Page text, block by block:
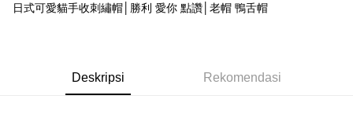
Easy Wallet
OP Pay Later
日式可愛貓手收刺繡帽│勝利 愛你 點讚│老帽 鴨舌帽
Deskripsi Rekomendasi